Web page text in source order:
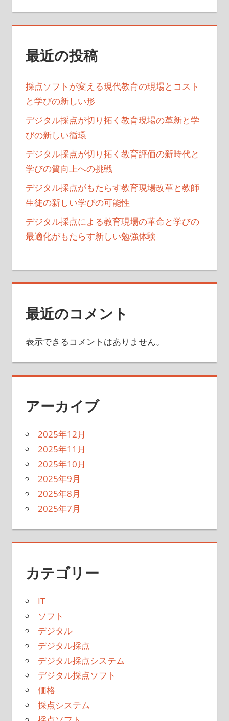
ョ
ン
最近の投稿
採点ソフトが変える現代教育の現場とコスト
と学びの新しい形
デジタル採点が切り拓く教育現場の革新と学
びの新しい循環
デジタル採点が切り拓く教育評価の新時代と
学びの質向上への挑戦
デジタル採点がもたらす教育現場改革と教師
生徒の新しい学びの可能性
デジタル採点による教育現場の革命と学びの
最適化がもたらす新しい勉強体験
最近のコメント
表示できるコメントはありません。
アーカイブ
2025年12月
2025年11月
2025年10月
2025年9月
2025年8月
2025年7月
カテゴリー
IT
ソフト
デジタル
デジタル採点
デジタル採点システム
デジタル採点ソフト
価格
採点システム